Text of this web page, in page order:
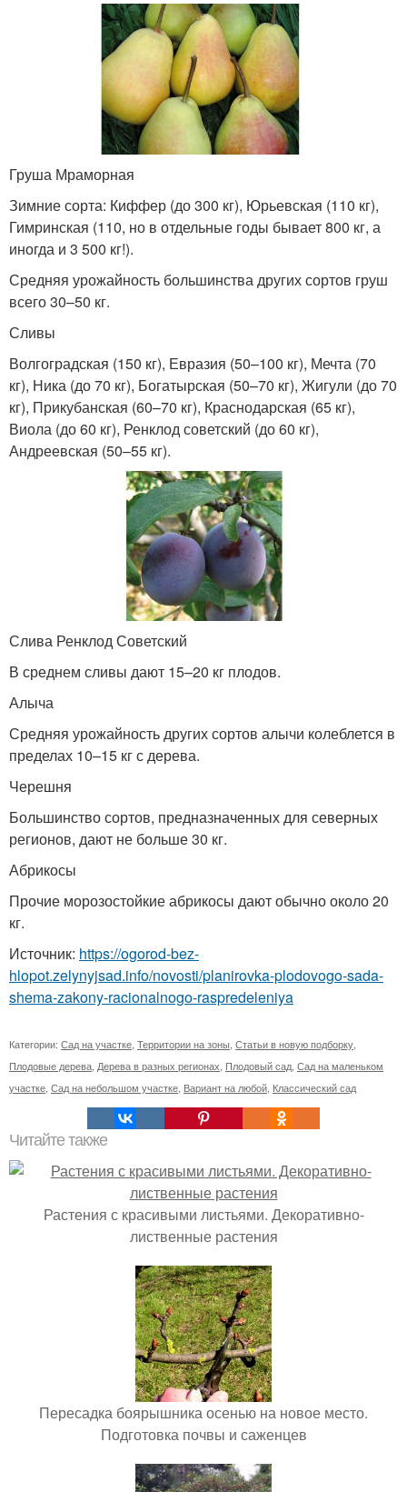
Груша Мраморная
Зимние сорта: Киффер (до 300 кг), Юрьевская (110 кг),
Гимринская (110, но в отдельные годы бывает 800 кг, а
иногда и 3 500 кг!).
Средняя урожайность большинства других сортов груш
всего 30–50 кг.
Сливы
Волгоградская (150 кг), Евразия (50–100 кг), Мечта (70
кг), Ника (до 70 кг), Богатырская (50–70 кг), Жигули (до 70
кг), Прикубанская (60–70 кг), Краснодарская (65 кг),
Виола (до 60 кг), Ренклод советский (до 60 кг),
Андреевская (50–55 кг).
Слива Ренклод Советский
В среднем сливы дают 15–20 кг плодов.
Алыча
Средняя урожайность других сортов алычи колеблется в
пределах 10–15 кг с дерева.
Черешня
Большинство сортов, предназначенных для северных
регионов, дают не больше 30 кг.
Абрикосы
Прочие морозостойкие абрикосы дают обычно около 20
кг.
Источник: https://ogorod-bez-
hlopot.zelynyjsad.info/novosti/planirovka-plodovogo-sada-
shema-zakony-racionalnogo-raspredeleniya
Категории: Сад на участке, Территории на зоны, Статьи в новую подборку,
Плодовые дерева, Дерева в разных регионах, Плодовый сад, Сад на маленьком
участке, Сад на небольшом участке, Вариант на любой, Классический сад
Читайте также
Растения с красивыми листьями. Декоративно-
лиственные растения
Пересадка боярышника осенью на новое место.
Подготовка почвы и саженцев